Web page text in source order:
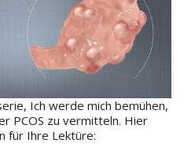
Ich werde mich bemühen,
PCOS zu vermitteln. Hier
für Ihre Lektüre: